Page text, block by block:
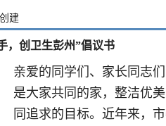
建
，创卫生彭州”倡议书
亲爱的同学们、家长同志
是大家共同的家，整洁优
同追求的目标。近年来，